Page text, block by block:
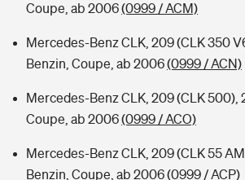
Coupe, ab 2006(0999 / ACM)
Mercedes-Benz CLK, 209 (CLK 350
Benzin, Coupe, ab 2006(0999 / ACN)
Mercedes-Benz CLK, 209 (CLK 500),
Coupe, ab 2006(0999 / ACO)
Mercedes-Benz CLK, 209 (CLK 55
Benzin, Coupe, ab 2006(0999 / ACP)